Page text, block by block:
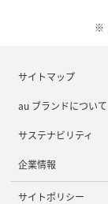
サイトマップ
au ブランドについて
サステナビリティ
企業情報
サイトポリシー